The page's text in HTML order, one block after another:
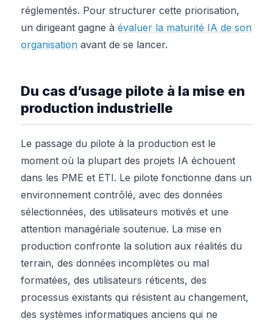
réglementés. Pour structurer cette priorisation,
un dirigeant gagne à évaluer la maturité IA de son
organisation avant de se lancer.
Du cas d’usage pilote à la mise en
production industrielle
Le passage du pilote à la production est le
moment où la plupart des projets IA échouent
dans les PME et ETI. Le pilote fonctionne dans un
environnement contrôlé, avec des données
sélectionnées, des utilisateurs motivés et une
attention managériale soutenue. La mise en
production confronte la solution aux réalités du
terrain, des données incomplètes ou mal
formatées, des utilisateurs réticents, des
processus existants qui résistent au changement,
des systèmes informatiques anciens qui ne